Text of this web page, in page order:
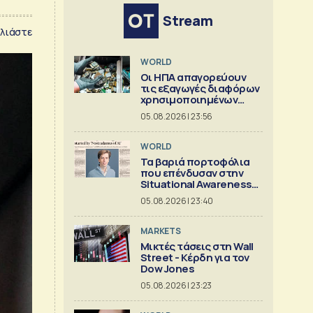
Stream
WORLD
Οι ΗΠΑ απαγορεύουν
τις εξαγωγές διαφόρων
χρησιμοποιημένων
κρίσιμων ορυκτών
05.08.2026 | 23:56
WORLD
Τα βαριά πορτοφόλια
που επένδυσαν στην
Situational Awareness
πριν καταρρεύσει
05.08.2026 | 23:40
MARKETS
Μικτές τάσεις στη Wall
Street - Κέρδη για τον
Dow Jones
05.08.2026 | 23:23